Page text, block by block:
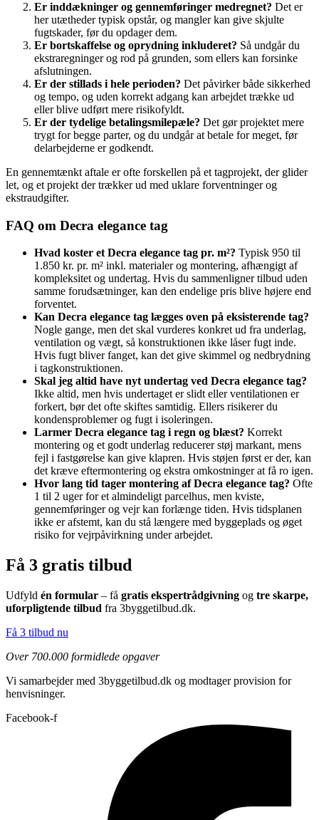
Er inddækninger og gennemføringer medregnet? Det er
her utætheder typisk opstår, og mangler kan give skjulte
fugtskader, før du opdager dem.
Er bortskaffelse og oprydning inkluderet? Så undgår du
ekstraregninger og rod på grunden, som ellers kan forsinke
afslutningen.
Er der stillads i hele perioden? Det påvirker både sikkerhed
og tempo, og uden korrekt adgang kan arbejdet trække ud
eller blive udført mere risikofyldt.
Er der tydelige betalingsmilepæle? Det gør projektet mere
trygt for begge parter, og du undgår at betale for meget, før
delarbejderne er godkendt.
En gennemtænkt aftale er ofte forskellen på et tagprojekt, der glider
let, og et projekt der trækker ud med uklare forventninger og
ekstraudgifter.
FAQ om Decra elegance tag
Hvad koster et Decra elegance tag pr. m²? Typisk 950 til
1.850 kr. pr. m² inkl. materialer og montering, afhængigt af
kompleksitet og undertag. Hvis du sammenligner tilbud uden
samme forudsætninger, kan den endelige pris blive højere end
forventet.
Kan Decra elegance tag lægges oven på eksisterende tag?
Nogle gange, men det skal vurderes konkret ud fra underlag,
ventilation og vægt, så konstruktionen ikke låser fugt inde.
Hvis fugt bliver fanget, kan det give skimmel og nedbrydning
i tagkonstruktionen.
Skal jeg altid have nyt undertag ved Decra elegance tag?
Ikke altid, men hvis undertaget er slidt eller ventilationen er
forkert, bør det ofte skiftes samtidig. Ellers risikerer du
kondensproblemer og fugt i isoleringen.
Larmer Decra elegance tag i regn og blæst? Korrekt
montering og et godt underlag reducerer støj markant, mens
fejl i fastgørelse kan give klapren. Hvis støjen først er der, kan
det kræve eftermontering og ekstra omkostninger at få ro igen.
Hvor lang tid tager montering af Decra elegance tag? Ofte
1 til 2 uger for et almindeligt parcelhus, men kviste,
gennemføringer og vejr kan forlænge tiden. Hvis tidsplanen
ikke er afstemt, kan du stå længere med byggeplads og øget
risiko for vejrpåvirkning under arbejdet.
Få 3 gratis tilbud
Udfyld én formular – få gratis ekspertrådgivning og tre skarpe,
uforpligtende tilbud fra 3byggetilbud.dk.
Få 3 tilbud nu
Over 700.000 formidlede opgaver
Vi samarbejder med 3byggetilbud.dk og modtager provision for
henvisninger.
Facebook-f